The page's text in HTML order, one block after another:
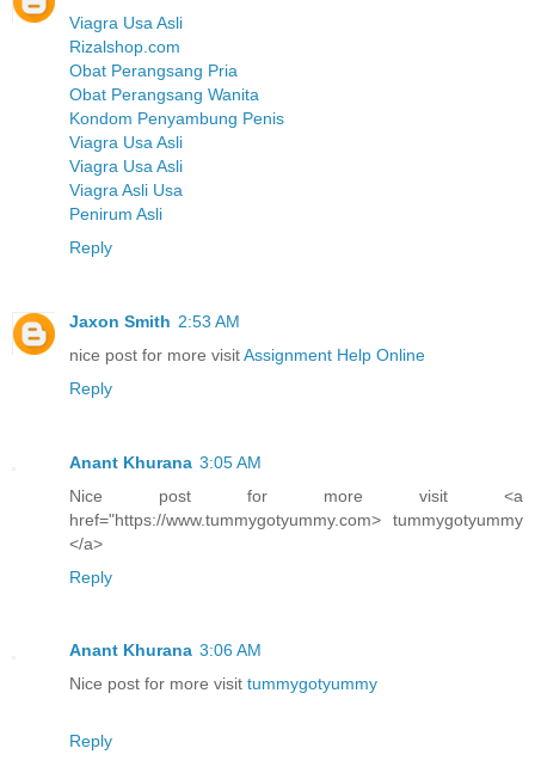
Viagra Usa Asli
Rizalshop.com
Obat Perangsang Pria
Obat Perangsang Wanita
Kondom Penyambung Penis
Viagra Usa Asli
Viagra Usa Asli
Viagra Asli Usa
Penirum Asli
Reply
Jaxon Smith 2:53 AM
nice post for more visitAssignment Help Online
Reply
Anant Khurana 3:05 AM
Nice post for more visit <a
href="https://www.tummygotyummy.com> tummygotyummy
</a>
Reply
Anant Khurana 3:06 AM
Nice post for more visit tummygotyummy
Reply